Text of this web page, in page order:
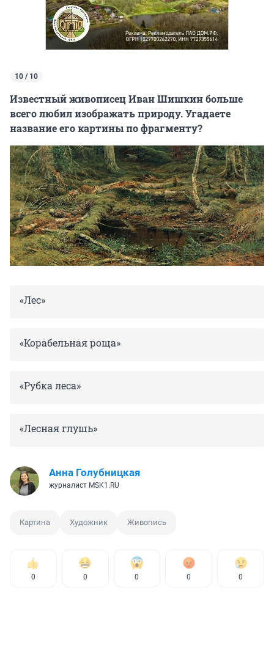
10 / 10
Известный живописец Иван Шишкин больше
всего любил изображать природу. Угадаете
название его картины по фрагменту?
«Лес»
«Корабельная роща»
«Рубка леса»
«Лесная глушь»
Анна Голубницкая
журналист MSK1.RU
Картина Художник Живопись
0 0 0 0 0